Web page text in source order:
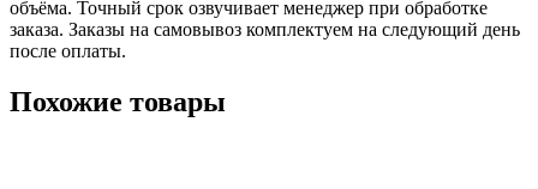
объёма. Точный срок озвучивает менеджер при обработке
заказа. Заказы на самовывоз комплектуем на следующий день
после оплаты.
Похожие товары